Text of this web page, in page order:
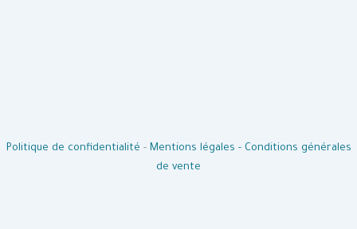
Politique de confidentialité - Mentions légales - Conditions générales
de vente